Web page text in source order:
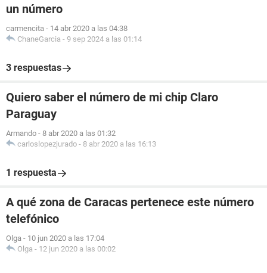
un número
carmencita - 14 abr 2020 a las 04:38
ChaneGarcia - 9 sep 2024 a las 01:14
3 respuestas
Quiero saber el número de mi chip Claro
Paraguay
Armando - 8 abr 2020 a las 01:32
carloslopezjurado - 8 abr 2020 a las 16:13
1 respuesta
A qué zona de Caracas pertenece este número
telefónico
Olga - 10 jun 2020 a las 17:04
Olga - 12 jun 2020 a las 00:02